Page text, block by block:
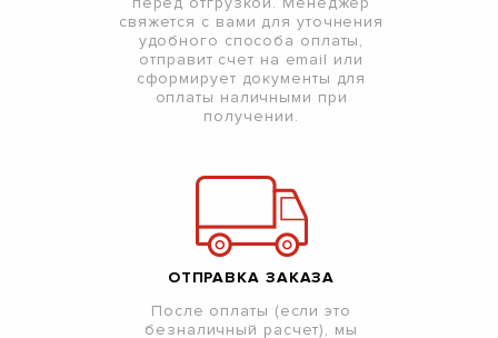
свяжется с вами для уточнения
удобного способа оплаты,
отправит счет на email или
сформирует документы для
оплаты наличными при
получении.
ОТПРАВКА ЗАКАЗА
После оплаты (если это
безналичный расчет), мы